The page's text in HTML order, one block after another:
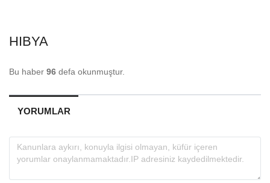
HIBYA
Bu haber 96 defa okunmuştur.
YORUMLAR